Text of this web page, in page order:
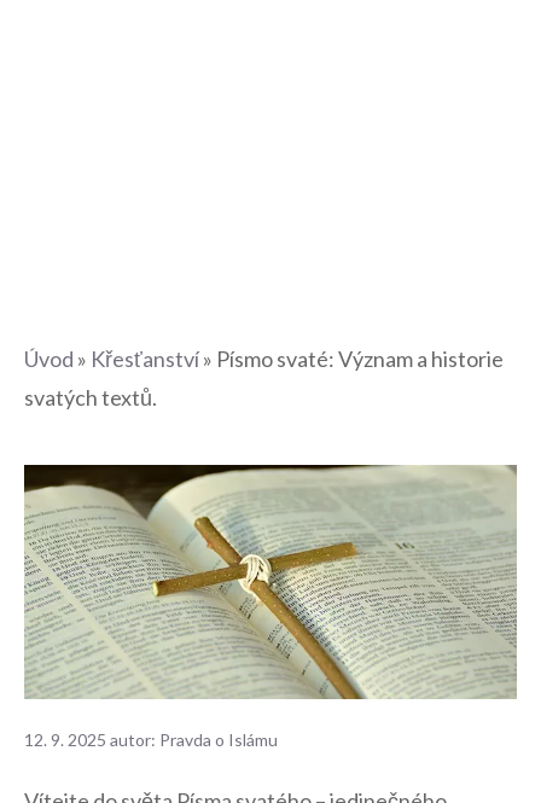
Úvod » Křesťanství» Písmo svaté: Význam a historie
svatých textů.
12. 9. 2025 autor: Pravda o Islámu